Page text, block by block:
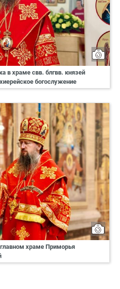
в храме свв. блгвв. князей
богослужение
храме Приморья